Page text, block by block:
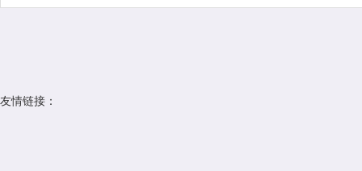
友情链接：